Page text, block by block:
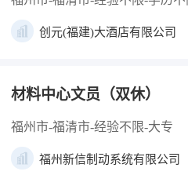
创元(福建)大酒店有限公司
材料中心文员（双休）
福州市-福清市-经验不限-大专
福州新信制动系统有限公司